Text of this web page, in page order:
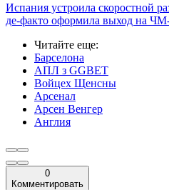
Испания устроила скоростной
де-факто оформила выход на
Читайте еще:
Барселона
АПЛ з GGBET
Войцех Щенсны
Арсенал
Арсен Венгер
Англия
0
Комментировать